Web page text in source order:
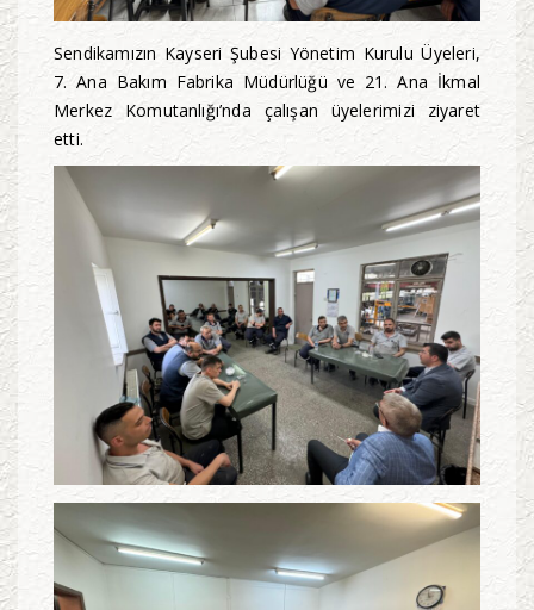
Sendikamızın Kayseri Şubesi Yönetim Kurulu Üyeleri,
7. Ana Bakım Fabrika Müdürlüğü ve 21. Ana İkmal
Merkez Komutanlığı’nda çalışan üyelerimizi ziyaret
etti.